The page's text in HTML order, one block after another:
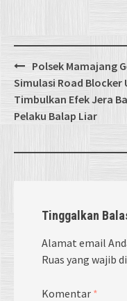
Post
navigation
Polsek Mamajang
Simulasi Road Blocker
Timbulkan Efek Jera
Pelaku Balap Liar
Tinggalkan
Alamat email
Ruas yang wajib
Komentar *